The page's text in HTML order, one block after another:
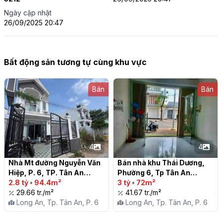
Ngày cập nhật
26/09/2025 20:47
Bất động sản tương tự cùng khu vực
Bán
4
Nhà Mt đường Nguyễn Văn
Hiệp, P. 6, TP. Tân An
2.8 tỷ • 94.4m²
29.66 tr./m²
Long An, Tp. Tân An, P. 6
Bán
4
Bán nhà khu Thái Dương,
Phường 6, Tp Tân An
3 tỷ • 72m²
41.67 tr./m²
Long An, Tp. Tân An, P. 6